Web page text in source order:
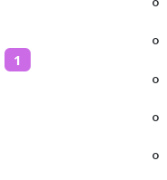
1
⚬
⚬
⚬
⚬